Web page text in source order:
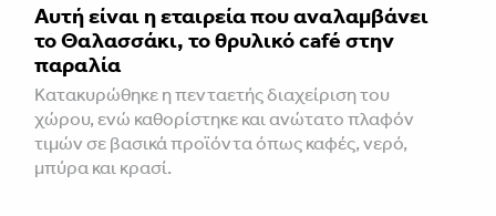
Αυτή είναι η εταιρεία που αναλαμβάνει
το Θαλασσάκι, το θρυλικό café στην
παραλία
Κατακυρώθηκε η πενταετής διαχείριση του
χώρου, ενώ καθορίστηκε και ανώτατο πλαφόν
τιμών σε βασικά προϊόντα όπως καφές, νερό,
μπύρα και κρασί.